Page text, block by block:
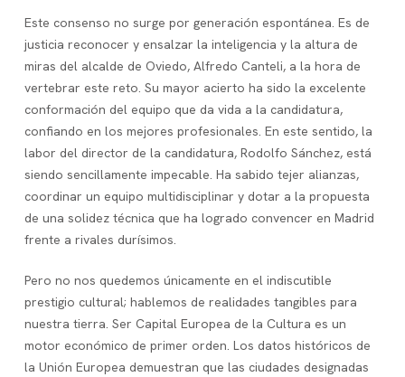
Este consenso no surge por generación espontánea. Es de
justicia reconocer y ensalzar la inteligencia y la altura de
miras del alcalde de Oviedo, Alfredo Canteli, a la hora de
vertebrar este reto. Su mayor acierto ha sido la excelente
conformación del equipo que da vida a la candidatura,
confiando en los mejores profesionales. En este sentido, la
labor del director de la candidatura, Rodolfo Sánchez, está
siendo sencillamente impecable. Ha sabido tejer alianzas,
coordinar un equipo multidisciplinar y dotar a la propuesta
de una solidez técnica que ha logrado convencer en Madrid
frente a rivales durísimos.
Pero no nos quedemos únicamente en el indiscutible
prestigio cultural; hablemos de realidades tangibles para
nuestra tierra. Ser Capital Europea de la Cultura es un
motor económico de primer orden. Los datos históricos de
la Unión Europea demuestran que las ciudades designadas